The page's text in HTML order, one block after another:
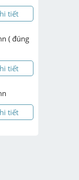
tiết
( đúng
tiết
tiết